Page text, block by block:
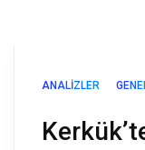
ANALIZLER